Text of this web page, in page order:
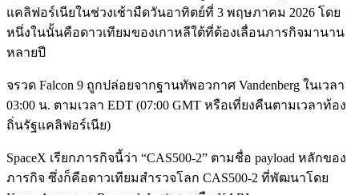
แคลิฟอร์เนียในช่วงเช้ามืดวันอาทิตย์ที่ 3 พฤษภาคม 2026 โดย
หนึ่งในนั้นคือดาวเทียมของเกาหลีใต้ที่ต้องเลื่อนภารกิจมานาน
หลายปี
จรวด Falcon 9 ถูกปล่อยจากฐานทัพอวกาศ Vandenberg ในเวลา
03:00 น. ตามเวลา EDT (07:00 GMT หรือเที่ยงคืนตามเวลาท้อง
ถิ่นรัฐแคลิฟอร์เนีย)
SpaceX เรียกภารกิจนี้ว่า “CAS500-2” ตามชื่อ payload หลักของ
ภารกิจ ซึ่งก็คือดาวเทียมสำรวจโลก CAS500-2 ที่พัฒนาโดย